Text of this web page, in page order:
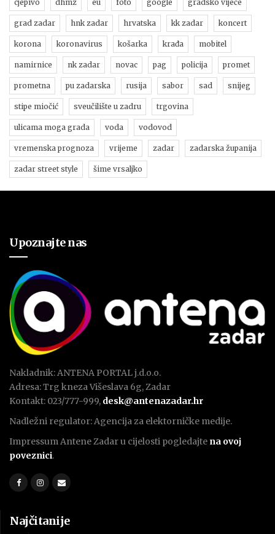
cjepivo dhmz eu foto google gradsko vijeće
grad zadar hnk zadar hrvatska kk zadar koncert
korona koronavirus košarka krađa mobitel
namirnice nk zadar novac pag policija promet
prometna pu zadarska rusija sabor sad snijeg
stipe miočić sveučilište u zadru trgovina
ulicama moga grada voda vodovod
vremenska prognoza vrijeme zadar zadarska županija
zadar street style šime vrsaljko
Upoznajte nas
Nakladnik: ANTENA PORTAL j.d.o.o.
Adresa: Trg kneza Višeslava 6g, Zadar
Kontakt: 023/777-999, desk@antenazadar.hr
Nadležni regulator: Agencija za elektorničke medije.
Impressum Antene Zadar u cijelosti pogledajte na ovoj
poveznici.
Najčitanije